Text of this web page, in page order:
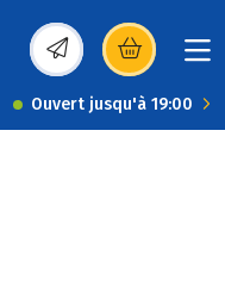
(s’ouvre dans une
Ouvert jusqu'à 19:00